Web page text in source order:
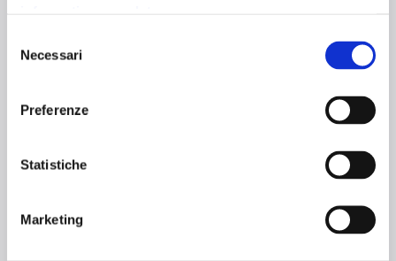
delNecessari
Preferenze
Statistiche
Marketing
Natural
Certifications:
Natural material